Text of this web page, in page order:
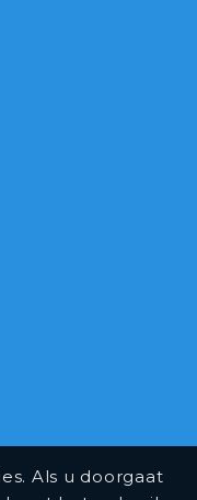
Als u doorgaat